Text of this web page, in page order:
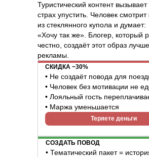
Туристический контент
страх упустить. Человек смотрит
из стеклянного купола и думает:
«Хочу так же». Блогер, который
честно, создаёт этот образ
рекламы.
СКИДКА −30%
• Не создаёт повода для
• Человек без мотивации не
• Лояльный гость
• Маржа уменьшается
Теряете деньги
СОЗДАТЬ ПОВОД
• Тематический пакет =